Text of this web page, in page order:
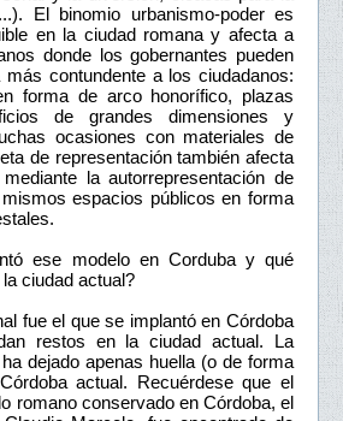
El binomio urbanismo-poder es
en la ciudad romana y afecta a
donde los gobernantes pueden
contundente a los ciudadanos:
forma de arco honorífico, plazas
de grandes dimensiones y
ocasiones con materiales de
de representación también afecta
la autorrepresentación de
espacios públicos en forma
ese modelo en Corduba y qué
ciudad actual?
fue el que se implantó en Córdoba
restos en la ciudad actual. La
dejado apenas huella (o de forma
actual. Recuérdese que el
romano conservado en Córdoba, el